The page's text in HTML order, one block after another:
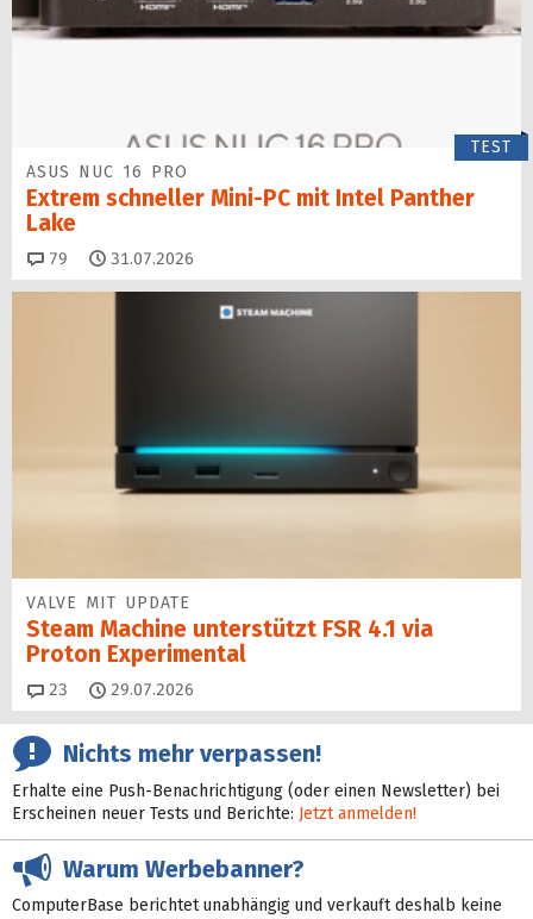
TEST
ASUS NUC 16 PRO
Extrem schneller Mini-PC mit Intel Panther
Lake
79 Kommentare
31.07.2026
VALVE MIT UPDATE
Steam Machine unterstützt FSR 4.1 via
Proton Experimental
23 Kommentare
29.07.2026
Nichts mehr verpassen!
Erhalte eine Push-Benachrichtigung (oder einen Newsletter) bei
Erscheinen neuer Tests und Berichte: Jetzt anmelden!
Warum Werbebanner?
ComputerBase berichtet unabhängig und verkauft deshalb keine